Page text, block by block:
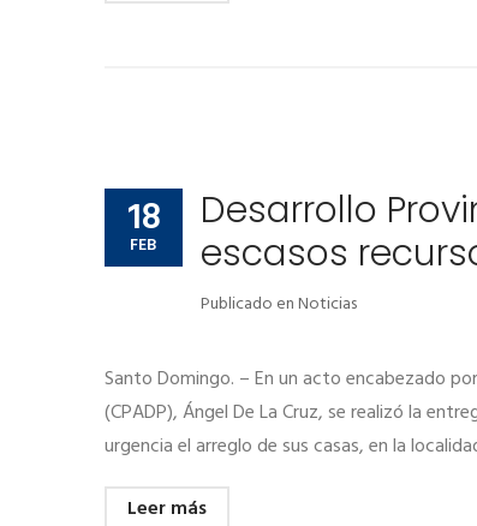
18
FEB
Desarrollo
escasos
Publicado enNoticias
Santo Domingo. – En un acto encabezado
(CPADP), Ángel De La Cruz, se realizó la
urgencia el arreglo de sus casas, en la
Leer más